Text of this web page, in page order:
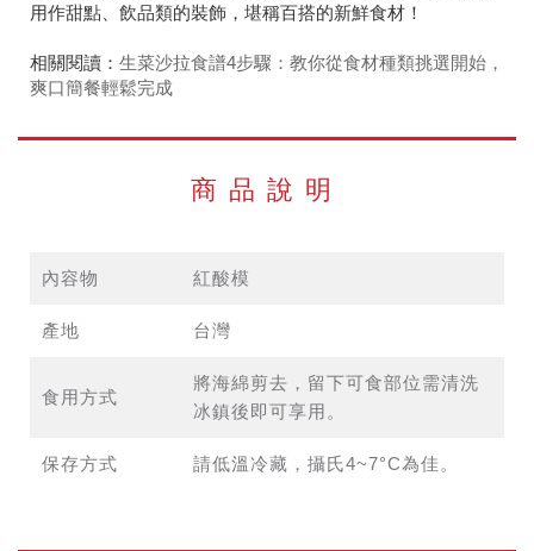
用作甜點、飲品類的裝飾，堪稱百搭的新鮮食材！
相關閱讀： 生菜沙拉食譜4步驟：教你從食材種類挑選開始，
爽口簡餐輕鬆完成
商品說明
內容物 紅酸模
產地 台灣
食用方式
將海綿剪去，留下可食部位需清洗
冰鎮後即可享用。
保存方式 請低溫冷藏，攝氏4~7°C為佳。